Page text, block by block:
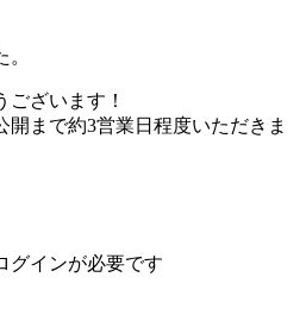
ございます！
まで約3営業日程度いただきま
グインが必要です